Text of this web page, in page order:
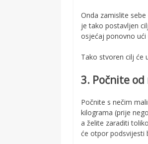
Onda zamislite
je tako postavljen
osjećaj ponovno
Tako stvoren cilj će
3. Počnite
Počnite s nečim
kilograma (prije
a želite zaraditi
će otpor podsvijesti